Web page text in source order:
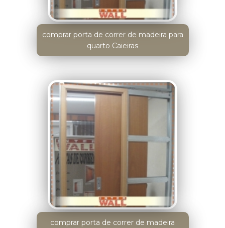
comprar porta de correr de madeira para
quarto Caieiras
comprar porta de correr de madeira